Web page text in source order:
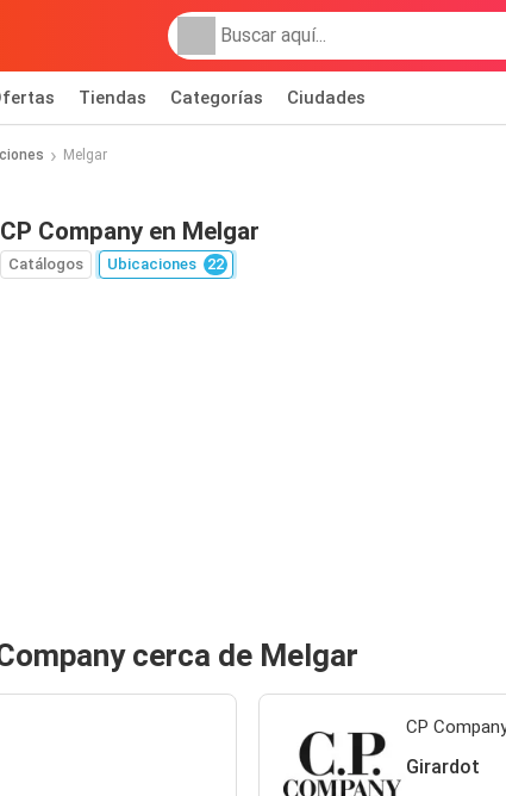
Tiendas Categorías Ciudades
Melgar
CP Company en Melgar
Catálogos Ubicaciones 22
cerca de Melgar
CP
Girardot